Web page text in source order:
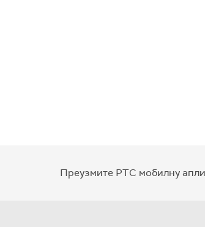
Преузмите РТС мобилну